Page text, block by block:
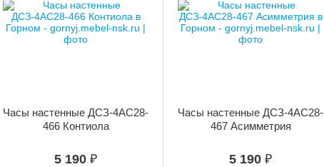
Часы настенные ДСЗ-4АС28-
466 Контиола
5 190 ₽
Часы настенные ДСЗ-4АС28-
467 Асимметрия
5 190 ₽